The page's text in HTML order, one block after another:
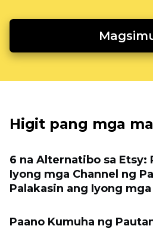
Higit pang mga
6 na Alternatibo sa Etsy:
Iyong mga Channel ng
Palakasin ang Iyong
Paano Kumuha ng